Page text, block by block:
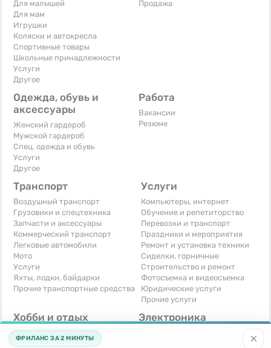
Для малышей
Для мам
Игрушки
Коляски и автокресла
Спортивные товары
Школьные принадлежности
Услуги
Другое
Продажа
Одежда, обувь и
аксессуары
Женский гардероб
Мужской гардероб
Спец. одежда и обувь
Услуги
Другое
Работа
Вакансии
Резюме
Транспорт
Воздушный транспорт
Грузовики и спецтехника
Запчасти и аксессуары
Коммерческий транспорт
Легковые автомобили
Мото
Услуги
Яхты, лодки, байдарки
Прочие транспортные средства
Услуги
Компьютеры, интернет
Обучение и репетиторство
Перевозки и транспорт
Праздники и мероприятия
Ремонт и установка техники
Сиделки, горничные
Строительство и ремонт
Фотосъемка и видеосъемка
Юридические услуги
Прочие услуги
Хобби и отдых
Книги и журналы
Музыкальные инструменты
Электроника
×
ФРИЛАНС ЗА 2 МИНУТЫ